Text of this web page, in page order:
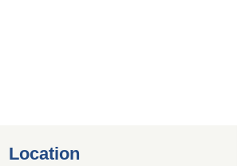
Location